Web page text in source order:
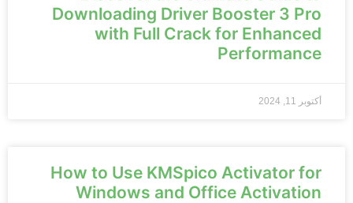
Downloading Driver Booster 3 Pro
with Full Crack for Enhanced
Performance
أكتوبر 11, 2024
How to Use KMSpico Activator for
Windows and Office Activation